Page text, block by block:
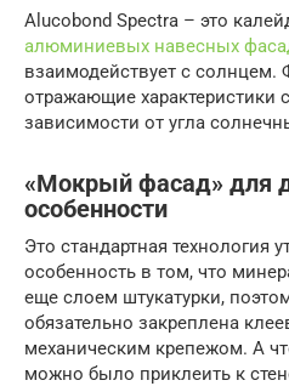
Alucobond Spectra – это
алюминиевых навесных
взаимодействует с
отражающие характеристики
зависимости от угла
«Мокрый фасад» для
особенности
Это стандартная технология
особенность в том, что
еще слоем штукатурки,
обязательно закреплена
механическим крепежом. А
можно было приклеить к